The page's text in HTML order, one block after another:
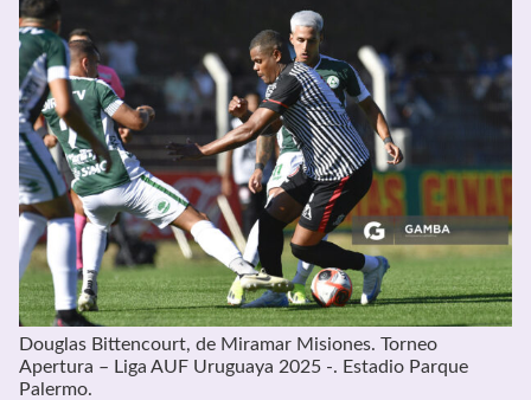
Douglas Bittencourt, de Miramar Misiones. Torneo
Apertura – Liga AUF Uruguaya 2025 -. Estadio Parque
Palermo.